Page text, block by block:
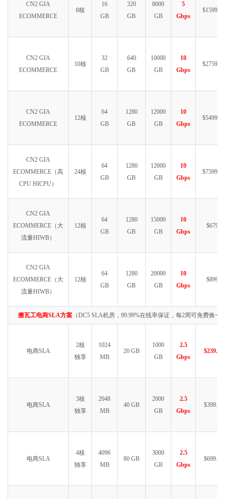
CN2 GIA
ECOMMERCE
8核
16
GB
320
GB
8000
GB
5
Gbps
$1599.99
CN2 GIA
ECOMMERCE
10核
32
GB
640
GB
10000
GB
10
Gbps
$2759.99
CN2 GIA
ECOMMERCE
12核
64
GB
1280
GB
12000
GB
10
Gbps
$5499.99
CN2 GIA
ECOMMERCE（高
CPU HICPU）
24核
64
GB
1280
GB
12000
GB
10
Gbps
$7599.99
CN2 GIA
ECOMMERCE（大
流量HIWB）
12核
64
GB
1280
GB
15000
GB
10
Gbps
$6790
CN2 GIA
ECOMMERCE（大
流量HIWB）
12核
64
GB
1280
GB
20000
GB
10
Gbps
$8999
搬瓦工电商SLA方案（DC5 SLA机房，99.99%在线率保证，每2周可免费换一
电商SLA
2核
独享
1024
MB
20 GB
1000
GB
2.5
Gbps
$239.99
电商SLA
3核
独享
2048
MB
40 GB
2000
GB
2.5
Gbps
$399.99
电商SLA
4核
独享
4096
MB
80 GB
3000
GB
2.5
Gbps
$699.99